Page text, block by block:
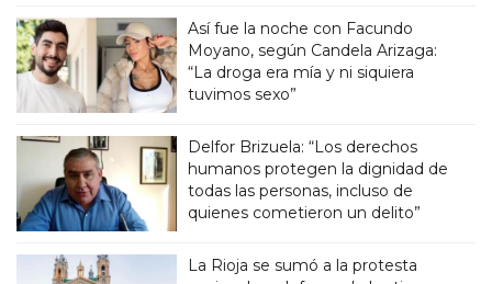
Así fue la noche con Facundo
Moyano, según Candela Arizaga:
“La droga era mía y ni siquiera
tuvimos sexo”
Delfor Brizuela: “Los derechos
humanos protegen la dignidad de
todas las personas, incluso de
quienes cometieron un delito”
La Rioja se sumó a la protesta